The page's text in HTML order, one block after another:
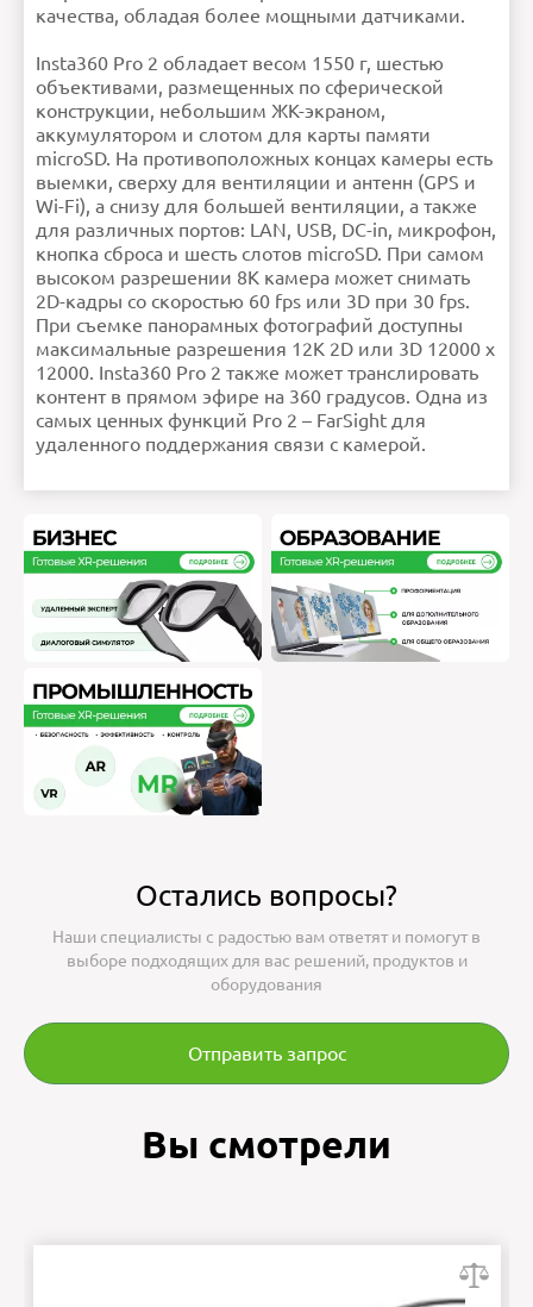
качества, обладая более мощными датчиками.
Insta360 Pro 2 обладает весом 1550 г, шестью
объективами, размещенных по сферической
конструкции, небольшим ЖК-экраном,
аккумулятором и слотом для карты памяти
microSD. На противоположных концах камеры есть
выемки, сверху для вентиляции и антенн (GPS и
Wi-Fi), а снизу для большей вентиляции, а также
для различных портов: LAN, USB, DC-in, микрофон,
кнопка сброса и шесть слотов microSD. При самом
высоком разрешении 8K камера может снимать
2D-кадры со скоростью 60 fps или 3D при 30 fps.
При съемке панорамных фотографий доступны
максимальные разрешения 12K 2D или 3D 12000 x
12000. Insta360 Pro 2 также может транслировать
контент в прямом эфире на 360 градусов. Одна из
самых ценных функций Pro 2 – FarSight для
удаленного поддержания связи с камерой.
разрешение
видеосъемки
кадров в сек., 8K 2D
(7680х3840), 60 кадров в
Burst)
стриминга
Стабилизатор
Угол обзора
Ошибка в описании?
Остались вопросы?
Наши специалисты с радостью вам ответят и помогут в
выборе подходящих для вас решений, продуктов и
оборудования
Отправить запрос
Вы смотрели